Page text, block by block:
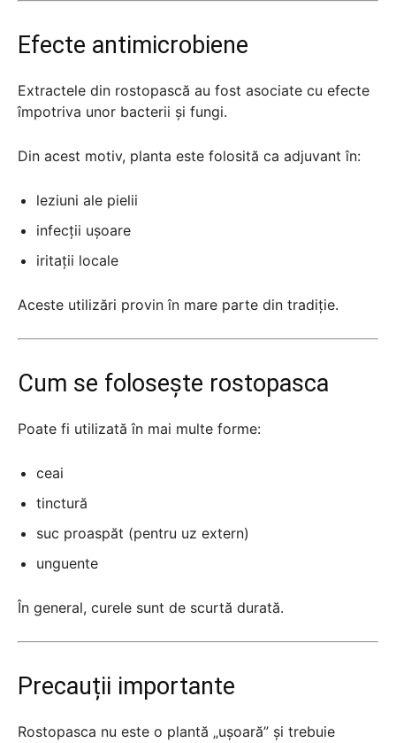
Efecte antimicrobiene
Extractele din rostopască au fost asociate cu efecte
împotriva unor bacterii și fungi.
Din acest motiv, planta este folosită ca adjuvant în:
leziuni ale pielii
infecții ușoare
iritații locale
Aceste utilizări provin în mare parte din tradiție.
Cum se folosește rostopasca
Poate fi utilizată în mai multe forme:
ceai
tinctură
suc proaspăt (pentru uz extern)
unguente
În general, curele sunt de scurtă durată.
Precauții importante
Rostopasca nu este o plantă „ușoară” și trebuie